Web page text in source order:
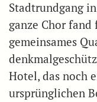
Stadtrundgang
ganze Chor
gemeinsames
Hotel, das noch
ursprünglichen